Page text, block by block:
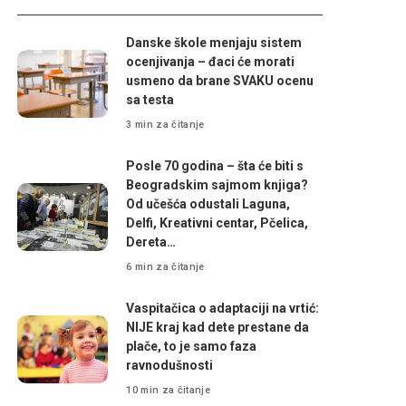
Danske škole menjaju sistem
ocenjivanja – đaci će morati
usmeno da brane SVAKU ocenu
sa testa
3 min za čitanje
Posle 70 godina – šta će biti s
Beogradskim sajmom knjiga?
Od učešća odustali Laguna,
Delfi, Kreativni centar, Pčelica,
Dereta…
6 min za čitanje
Vaspitačica o adaptaciji na vrtić:
NIJE kraj kad dete prestane da
plače, to je samo faza
ravnodušnosti
10 min za čitanje